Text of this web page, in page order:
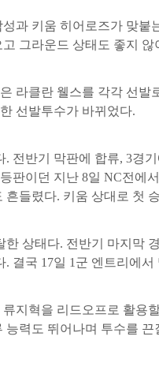
과 키움 히어로즈가 맞붙
그라운드 상태도 좋지 않
라클란 웰스를 각각 선발
선발투수가 바뀌었다.
전반기 막판에 합류, 3경
판이던 지난 8일 NC전에
들렸다. 키움 상대로 첫
상태다. 전반기 마지막
결국 17일 1군 엔트리에서
지혁을 리드오프로 활용
력도 뛰어나며 투수를 끈